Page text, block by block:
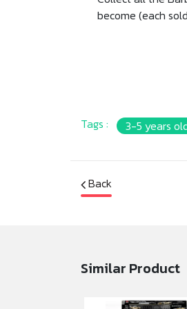
become (each
Tags : 3-5 years
Back
Similar Product